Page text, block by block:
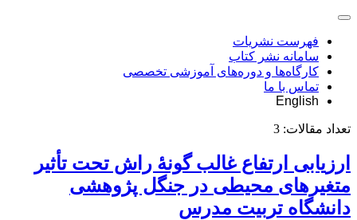
فهرست نشریات
سامانه نشر کتاب
کارگاه‌ها و دوره‌های آموزشی تخصصی
تماس با ما
English
تعداد مقالات: 3
ارزیابی ارتفاع غالب گونۀ راش تحت تأثیر
متغیرهای محیطی در جنگل پژوهشی
دانشگاه تربیت مدرس